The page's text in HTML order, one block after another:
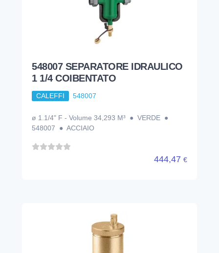
548007 SEPARATORE IDRAULICO
1 1/4 COIBENTATO
CALEFFI 548007
ø 1.1/4" F - Volume 34,293 M³ ● VERDE ●
548007 ● ACCIAIO
444,47 €